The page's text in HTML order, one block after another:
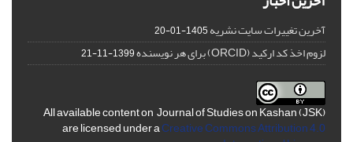
آخرین تغییرات سایت نشریه1405-01-20
لزوم اخذ کد ارکید (ORCID) برای هر نویسنده 1399-11-21
All available content on Journal of Studies on Kashan (JSK)
are licensed under aCreative Commons Attribution 4.0